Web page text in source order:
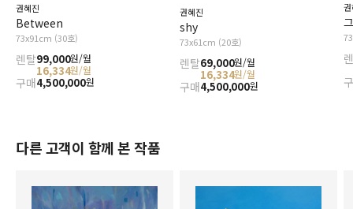
권혜진
Between
73x91cm (30호)
렌탈99,000원/월
16,334원/월
구매4,500,000원
권혜진
shy
73x61cm (20호)
렌탈69,000원/월
16,334원/월
구매4,500,000원
다른 고객이 함께 본 작품